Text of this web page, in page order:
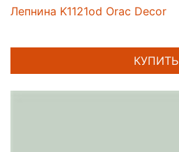
Лепнина K1121od Orac Decor
КУПИТЬ